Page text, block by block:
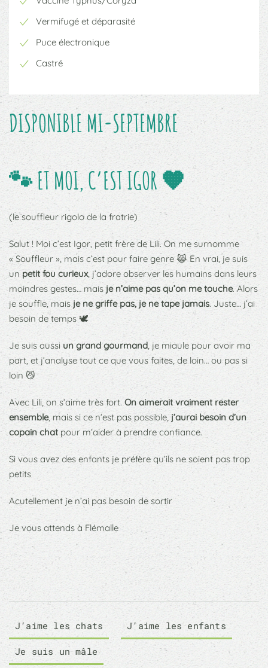
Vermifugé et déparasité
Puce électronique
Castré
DISPONIBLE MI-SEPTEMBRE
🐾 ET MOI, C’ESTIGOR🧡
(le souffleur rigolo de la fratrie)
Salut ! Moi c’est Igor, petit frère de Lili. On me surnomme
« Souffleur », mais c’est pour faire genre 😹 En vrai, je suis
un petit fou curieux, j’adore observer les humains dans leurs
moindres gestes… maisje n’aime pas qu’on me touche. Alors
je souffle, maisje ne griffe pas, je ne tape jamais. Juste… j’ai
besoin de temps 🕊️
Je suis aussi un grand gourmand, je miaule pour avoir ma
part, et j’analyse tout ce que vous faites, de loin… ou pas si
loin 😼
Avec Lili, on s’aime très fort. On aimerait vraiment rester
ensemble, mais si ce n’est pas possible, j’aurai besoin d’un
copain chatpour m’aider à prendre confiance.
Si vous avez des enfants je préfère qu’ils ne soient pas trop
petits
Acutellement je n’ai pas besoin de sortir
Je vous attends à Flémalle
J’aime les chats J’aime les enfants
Je suis un mâle